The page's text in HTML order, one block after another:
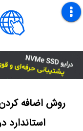
روش اضافه
استاندارد در ویندوز